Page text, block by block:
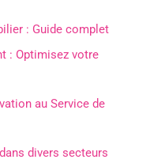
: Guide complet
: Optimisez votre
au Service de
divers secteurs